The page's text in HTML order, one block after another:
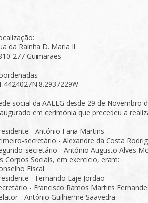
da Rainha D. Maria II
277 Guimarães
8.2937229W
social da AAELG desde 29 de Novembro
em cerimónia que precedeu a
- António Faria Martins
secretário - Alexandre da Costa
secretário - António Augusto Alves
Corpos Sociais, em exercício, eram:
Fiscal:
- Fernando Laje Jordão
- Francisco Ramos Martins
- António Guilherme Saavedra